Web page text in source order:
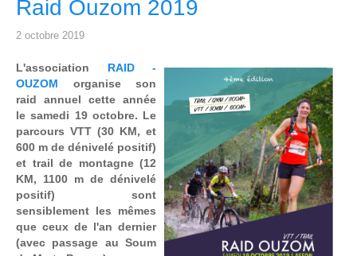
Raid Ouzom 2019
2 octobre 2019
L'association RAID -
OUZOM organise son
raid annuel cette année
le samedi 19 octobre. Le
parcours VTT (30 KM, et
600 m de dénivelé positif)
et trail de montagne (12
KM, 1100 m de dénivelé
positif) sont
sensiblement les mêmes
que ceux de l'an dernier
(avec passage au Soum